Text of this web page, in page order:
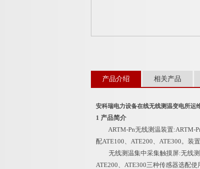
产品介绍 相关产品
安科瑞电力设备在线无线测温变电所运
1 产品简介
ARTM-Pn无线测温装置:ARTM-
配ATE100、ATE200、ATE300。装
无线测温集中采集触摸屏:无线测
ATE200、ATE300三种传感器选配